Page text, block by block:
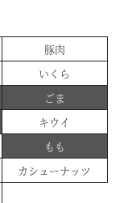
豚肉
いくら
ごま
キウイ
もも
カシューナッツ